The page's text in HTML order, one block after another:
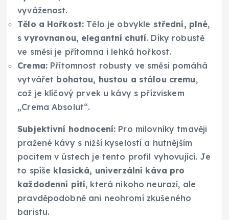
vyváženost.
Tělo a Hořkost: Tělo je obvykle střední, plné,
svyrovnanou, elegantní chutí. Díky robustě
ve směsi je přítomna i lehká hořkost.
Crema:Přítomnost robusty ve směsi pomáhá
vytvářet bohatou, hustou a stálou cremu,
což je klíčový prvek u kávy s přízviskem
„Crema Absolut“.
Subjektivní hodnocení: Pro milovníky tmavěji
pražené kávy s nižší kyselostí a hutnějším
pocitem v ústech je tento profil vyhovující. Je
to spíše klasická, univerzální káva pro
každodenní pití, která nikoho neurazí, ale
pravděpodobně ani neohromí zkušeného
baristu.